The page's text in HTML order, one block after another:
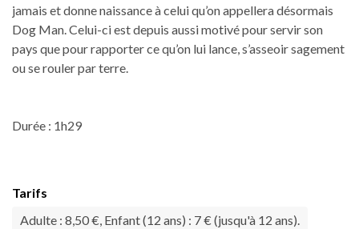
jamais et donne naissance à celui qu’on appellera désormais
Dog Man. Celui-ci est depuis aussi motivé pour servir son
pays que pour rapporter ce qu’on lui lance, s’asseoir sagement
ou se rouler par terre.
Durée : 1h29
Tarifs
Adulte : 8,50 €, Enfant (12 ans) : 7 € (jusqu'à 12 ans).